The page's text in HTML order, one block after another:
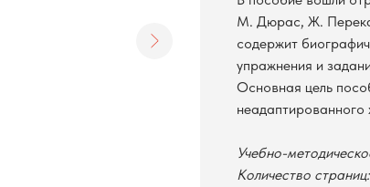
М. Дюрас, Ж.
содержит
упражнения и
Основная цель
неадаптированного
Учебно-
Количество